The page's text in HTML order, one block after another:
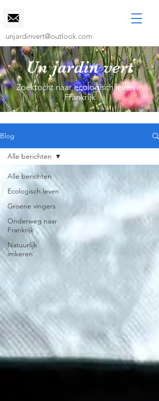
unjardinvert@outlook.com
Un jardin vert
Zoektocht naar ecologisch leven in
Frankrijk
Blog
Alle berichten
Ecologisch leven
Groene vingers
Onderweg naar
Frankrijk
Natuurlijk
imkeren
Alle berichten